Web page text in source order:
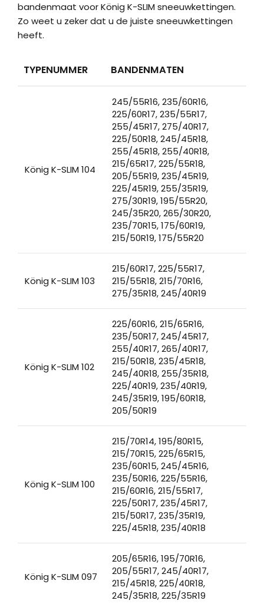
bandenmaat voor König K-SLIM sneeuwkettingen.
Zo weet u zeker dat u de juiste sneeuwkettingen
heeft.
TYPENUMMER BANDENMATEN
König K-SLIM 104
245/55R16, 235/60R16,
225/60R17, 235/55R17,
255/45R17, 275/40R17,
225/50R18, 245/45R18,
255/45R18, 255/40R18,
215/65R17, 225/55R18,
205/55R19, 235/45R19,
225/45R19, 255/35R19,
275/30R19, 195/55R20,
245/35R20, 265/30R20,
235/70R15, 175/60R19,
215/50R19, 175/55R20
König K-SLIM 103
215/60R17, 225/55R17,
215/55R18, 215/70R16,
275/35R18, 245/40R19
König K-SLIM 102
225/60R16, 215/65R16,
235/50R17, 245/45R17,
255/40R17, 265/40R17,
215/50R18, 235/45R18,
245/40R18, 255/35R18,
225/40R19, 235/40R19,
245/35R19, 195/60R18,
205/50R19
König K-SLIM 100
215/70R14, 195/80R15,
215/70R15, 225/65R15,
235/60R15, 245/45R16,
235/50R16, 225/55R16,
215/60R16, 215/55R17,
225/50R17, 235/45R17,
215/50R17, 235/35R19,
225/45R18, 235/40R18
König K-SLIM 097
205/65R16, 195/70R16,
205/55R17, 245/40R17,
215/45R18, 225/40R18,
245/35R18, 225/35R19